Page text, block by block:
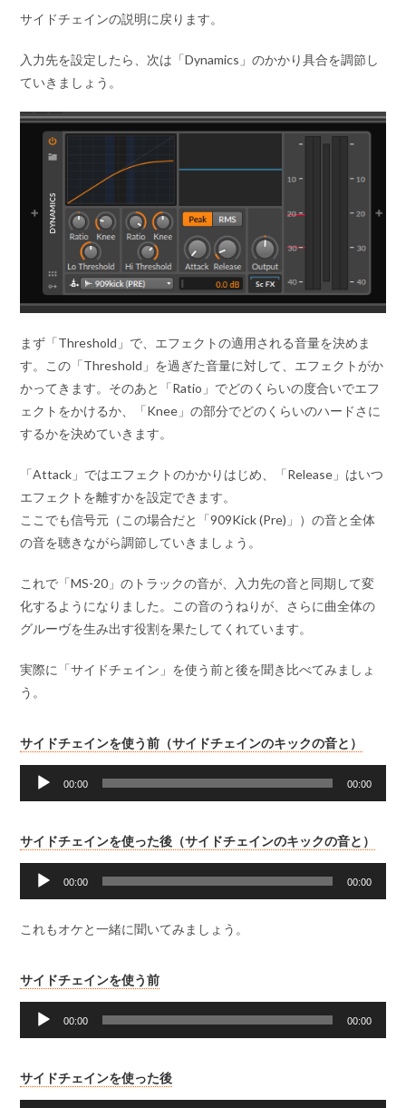
サイドチェインの説明に戻ります。
入力先を設定したら、次は「Dynamics」のかかり具合を調節し
ていきましょう。
まず「Threshold」で、エフェクトの適用される音量を決めま
す。この「Threshold」を過ぎた音量に対して、エフェクトがか
かってきます。そのあと「Ratio」でどのくらいの度合いでエフ
ェクトをかけるか、「Knee」の部分でどのくらいのハードさに
するかを決めていきます。
「Attack」ではエフェクトのかかりはじめ、「Release」はいつ
エフェクトを離すかを設定できます。
ここでも信号元（この場合だと「909Kick (Pre)」）の音と全体
の音を聴きながら調節していきましょう。
これで「MS-20」のトラックの音が、入力先の音と同期して変
化するようになりました。この音のうねりが、さらに曲全体の
グルーヴを生み出す役割を果たしてくれています。
実際に「サイドチェイン」を使う前と後を聞き比べてみましょ
う。
サイドチェインを使う前（サイドチェインのキックの音と）
声
プ
レ
ヤ
ー
00:00 00:00
サイドチェインを使った後（サイドチェインのキックの音と）
声
レ
00:00 00:00
これもオケと一緒に聞いてみましょう。
サイドチェインを使う前
声
プ
レ
ヤ
00:00 00:00
サイドチェインを使った後
声